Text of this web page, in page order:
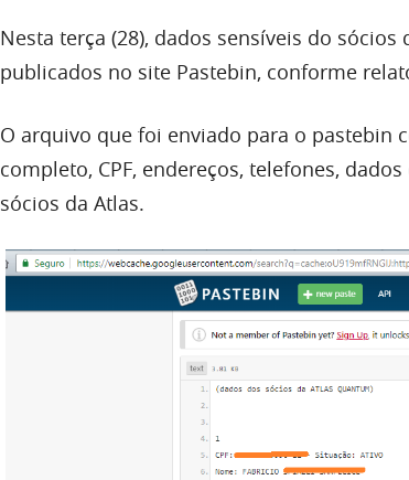
Nesta terça (28), dados sensíveis do
publicados no site Pastebin, conforme
O arquivo que foi enviado para o pastebin
completo, CPF, endereços, telefones,
sócios da Atlas.